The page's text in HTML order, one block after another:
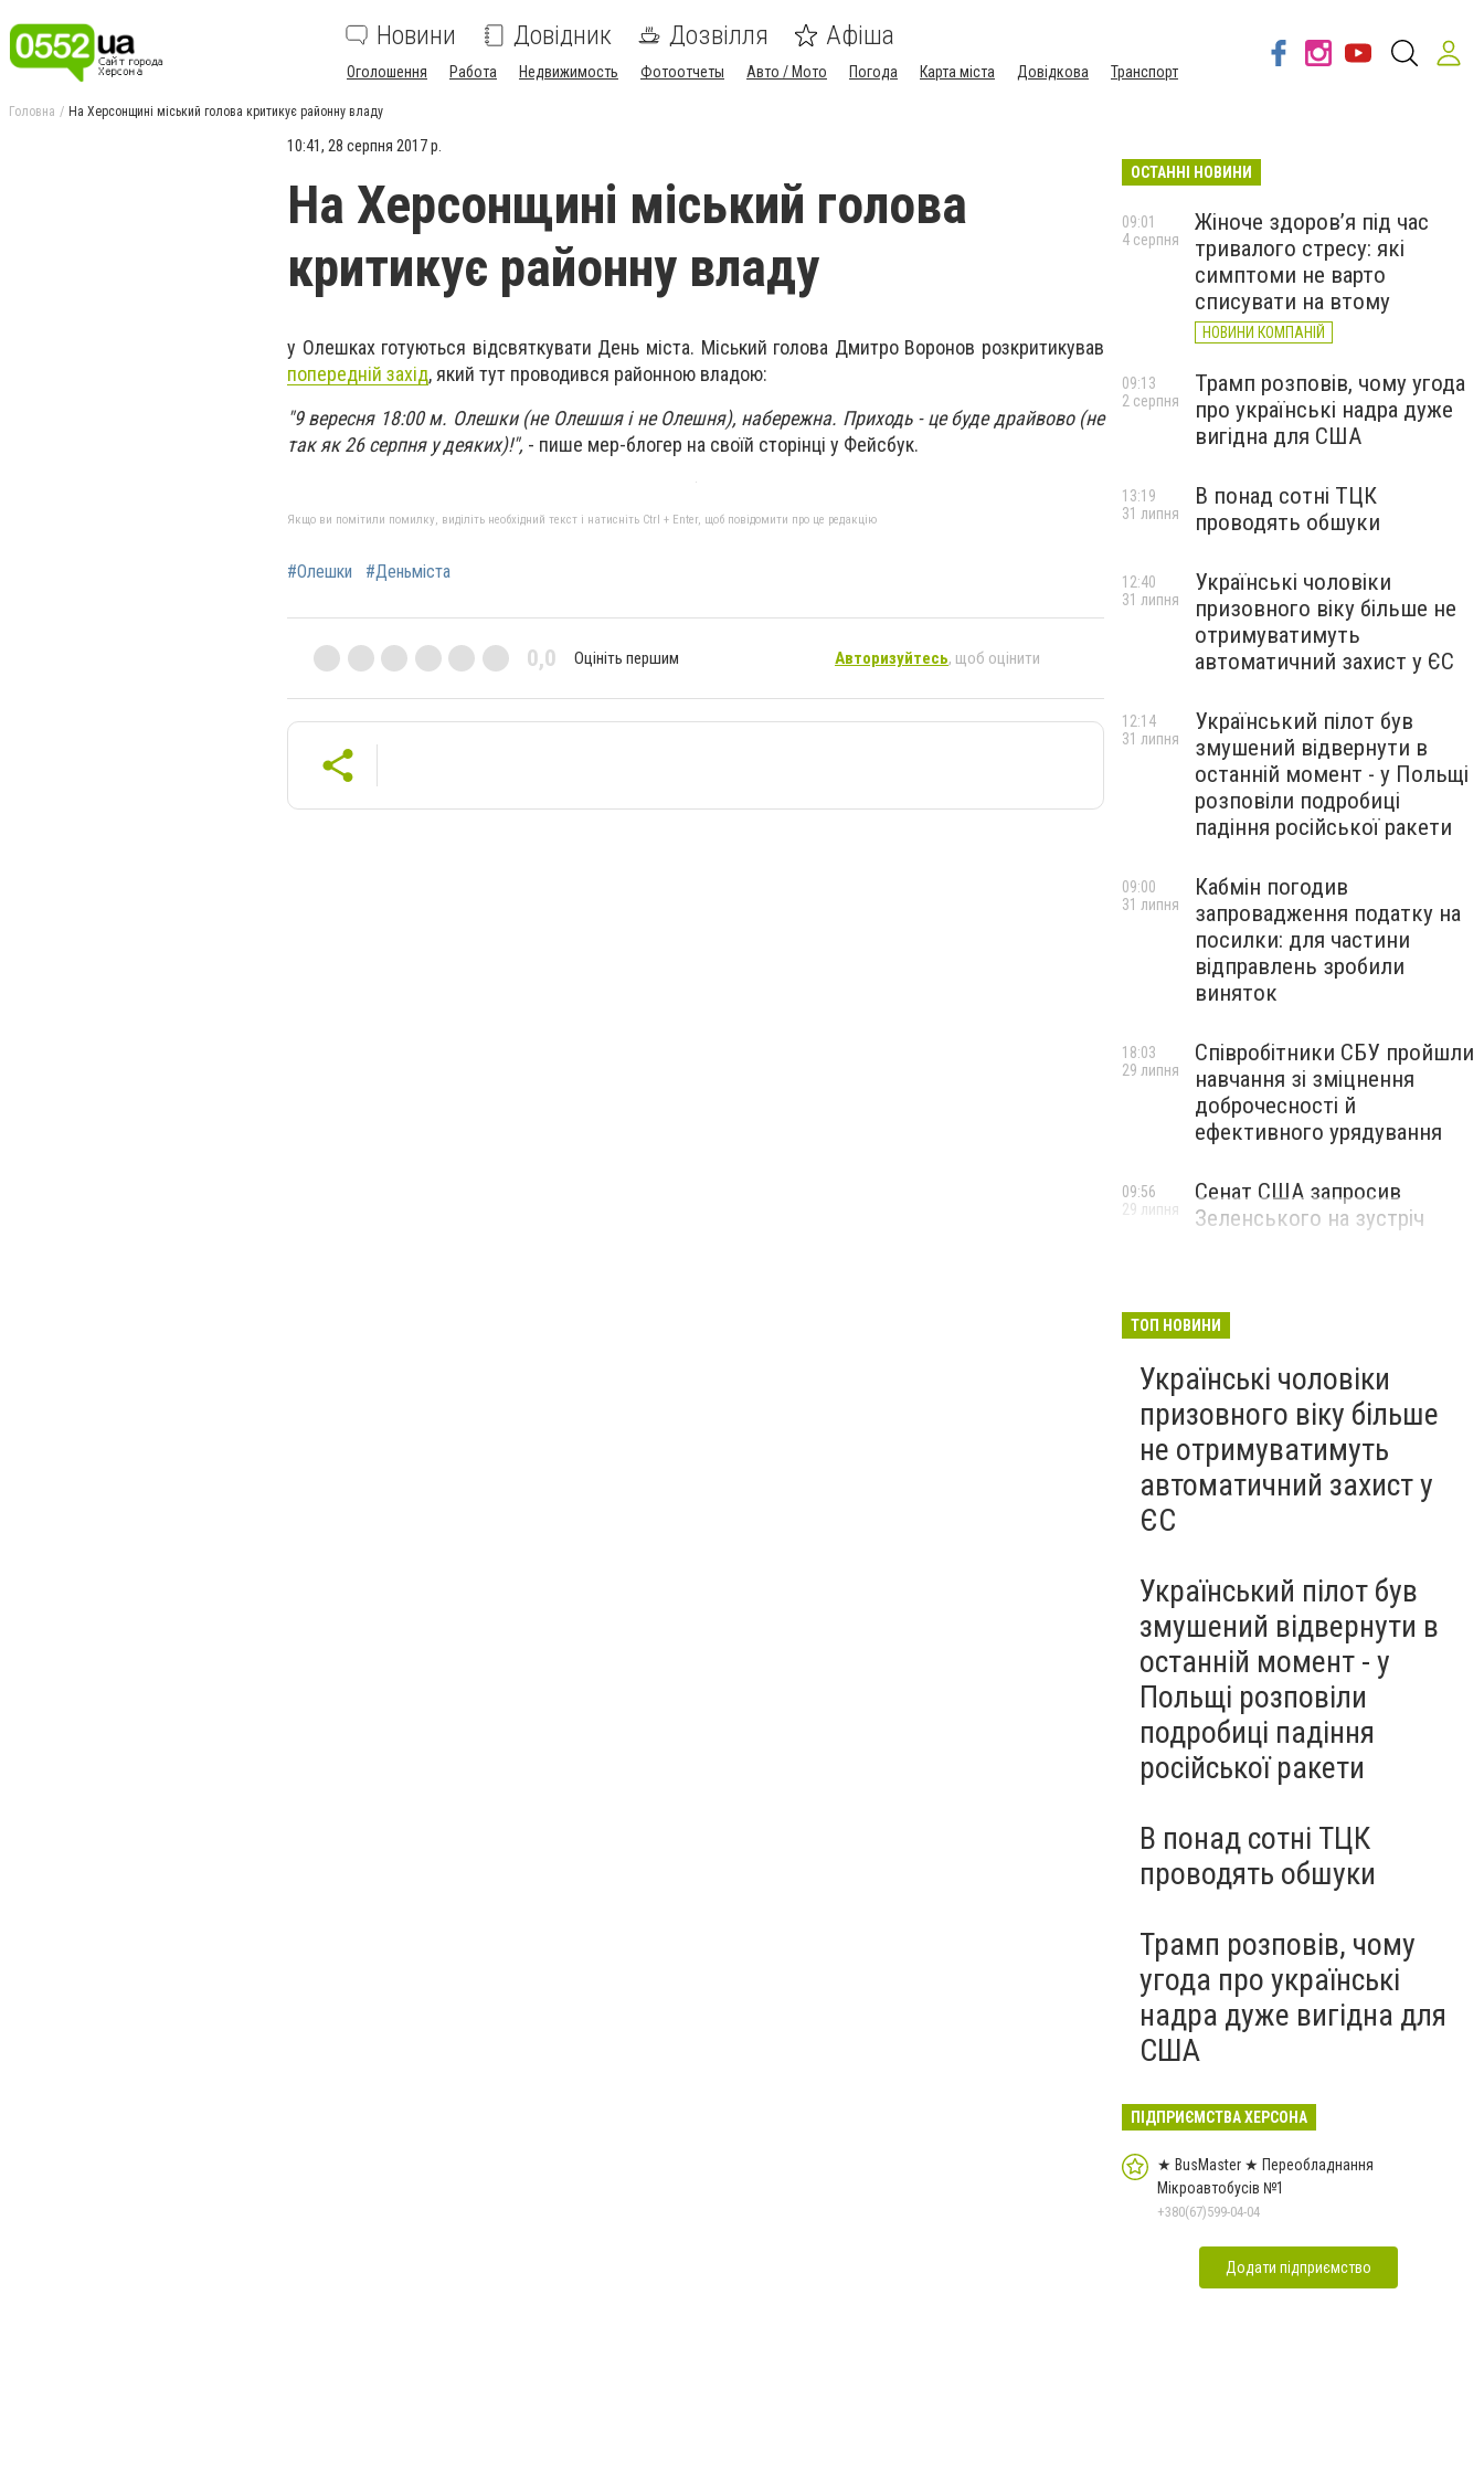
Новини Довідник Дозвілля Афіша
Оголошення Работа Недвижимость Фотоотчеты Авто / Мото Погода Карта міста Довідкова Транспорт
Головна На Херсонщині міський голова критикує районну владу
10:41, 28 серпня 2017 р.
На Херсонщині міський голова
критикує районну владу
у Олешках готуються відсвяткувати День міста. Міський голова Дмитро Воронов розкритикував
попередній захід, який тут проводився районною владою:
"9 вересня 18:00 м. Олешки (не Олешшя і не Олешня), набережна. Приходь - це буде драйвово (не
так як 26 серпня у деяких)!", - пише мер-блогер на своїй сторінці у Фейсбук.
Якщо ви помітили помилку, виділіть необхідний текст і натисніть Ctrl + Enter, щоб повідомити про це редакцію
#Олешки #Деньміста
0,0 Оцініть першим Авторизуйтесь, щоб оцінити
ОСТАННІ НОВИНИ
Жіноче здоров’я під час
тривалого стресу: які
симптоми не варто
списувати на втому
НОВИНИ КОМПАНІЙ
09:01
4 серпня
Трамп розповів, чому угода
про українські надра дуже
вигідна для США
09:13
2 серпня
В понад сотні ТЦК
проводять обшуки
13:19
31 липня
Українські чоловіки
призовного віку більше не
отримуватимуть
автоматичний захист у ЄС
12:40
31 липня
Український пілот був
змушений відвернути в
останній момент - у Польщі
розповіли подробиці
падіння російської ракети
12:14
31 липня
Кабмін погодив
запровадження податку на
посилки: для частини
відправлень зробили
виняток
09:00
31 липня
Співробітники СБУ пройшли
навчання зі зміцнення
доброчесності й
ефективного урядування
18:03
29 липня
Сенат США запросив
Зеленського на зустріч
09:56
29 липня
ТОП НОВИНИ
Українські чоловіки
призовного віку більше
не отримуватимуть
автоматичний захист у
ЄС
Український пілот був
змушений відвернути в
останній момент - у
Польщі розповіли
подробиці падіння
російської ракети
В понад сотні ТЦК
проводять обшуки
Трамп розповів, чому
угода про українські
надра дуже вигідна для
США
ПІДПРИЄМСТВА ХЕРСОНА
★ BusMaster ★ Переобладнання
Мікроавтобусів №1
+380(67)599-04-04
Додати підприємство